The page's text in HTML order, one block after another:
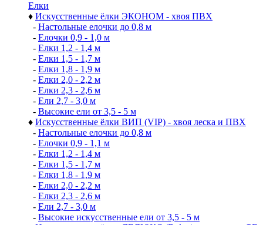
Елки
♦ Искусственные ёлки ЭКОНОМ - хвоя ПВХ
- Настольные елочки до 0,8 м
- Елочки 0,9 - 1,0 м
- Елки 1,2 - 1,4 м
- Елки 1,5 - 1,7 м
- Елки 1,8 - 1,9 м
- Елки 2,0 - 2,2 м
- Елки 2,3 - 2,6 м
- Ели 2,7 - 3,0 м
- Высокие ели от 3,5 - 5 м
♦ Искусственные ёлки ВИП (VIP) - хвоя леска и ПВХ
- Настольные елочки до 0,8 м
- Елочки 0,9 - 1,1 м
- Елки 1,2 - 1,4 м
- Елки 1,5 - 1,7 м
- Елки 1,8 - 1,9 м
- Елки 2,0 - 2,2 м
- Елки 2,3 - 2,6 м
- Ели 2,7 - 3,0 м
- Высокие искусственные ели от 3,5 - 5 м